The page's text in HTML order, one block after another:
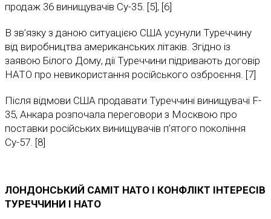
продаж 36 винищувачів Су-35. [5], [6]
В зв’язку з даною ситуацією США усунули Туреччину
від виробництва американських літаків. Згідно із
заявою Білого Дому, дії Туреччини підривають договір
НАТО про невикористання російського озброєння. [7]
Після відмови США продавати Туреччині винищувачі F-
35, Анкара розпочала переговори з Москвою про
поставки російських винищувачів п’ятого покоління
Су-57. [8]
ЛОНДОНСЬКИЙ САМІТ НАТО І КОНФЛІКТ ІНТЕРЕСІВ
ТУРЕЧЧИНИ І НАТО